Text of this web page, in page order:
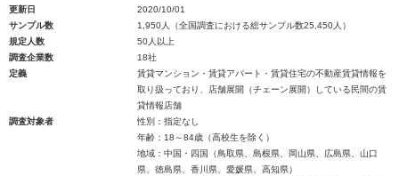
更新日
2020/10/01
サンプル数
1,950人（全国調査における総サンプル数25,450人）
規定人数
50人以上
調査企業数
18社
定義
賃貸マンション・賃貸アパート・賃貸住宅の不動産賃貸情報を
取り扱っており、店舗展開（チェーン展開）している民間の賃
貸情報店舗
調査対象者
性別：指定なし
年齢：18～84歳（高校生を除く）
地域：中国・四国（鳥取県、島根県、岡山県、広島県、山口
県、徳島県、香川県、愛媛県、高知県）